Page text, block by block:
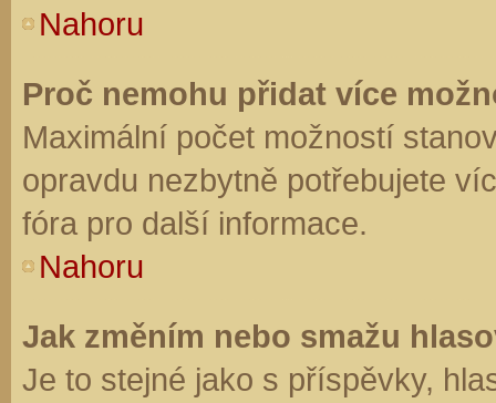
Nahoru
Proč nemohu přidat více
Maximální počet možností
opravdu nezbytně potřebujete
fóra pro další informace.
Nahoru
Jak změním nebo smažu
Je to stejné jako s příspěvky,